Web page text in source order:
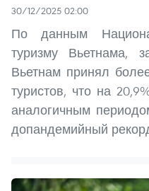
30/12/2025 02:00
По данным
туризму Вьетнама,
Вьетнам принял
туристов, что на
аналогичным
допандемийный